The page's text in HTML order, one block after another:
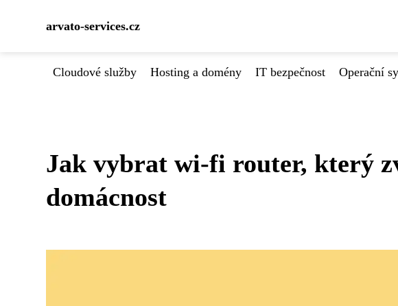
arvato-services.cz
Cloudové služby Hosting a domény IT bezpečnost Operační
Jak vybrat wi-fi router, který
domácnost